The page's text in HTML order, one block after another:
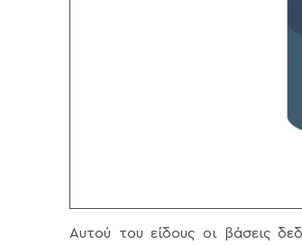
Αυτού του είδους οι βάσεις